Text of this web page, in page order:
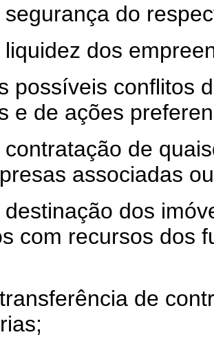
do
dos
conflitos
e de ações
de
associadas
dos
com recursos dos
de